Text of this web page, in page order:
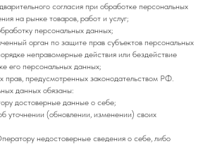
согласия при обработке персональных
на рынке товаров, работ и услуг;
персональных данных;
орган по защите прав субъектов персональных
неправомерные действия или бездействие
его персональных данных;
прав, предусмотренных законодательством РФ.
данных обязаны:
достоверные данные о себе;
уточнении (обновлении, изменении) своих
недостоверные сведения о себе, либо